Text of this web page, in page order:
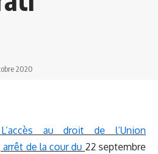
2020
L’accès au droit de l’Union
de la cour du 22 septembre